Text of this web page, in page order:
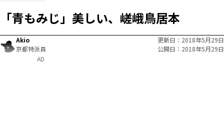
「青もみじ」美しい、嵯峨鳥居本
Akio
京都特派員
更新日
2018年5月29日
公開日
2018年5月29日
AD